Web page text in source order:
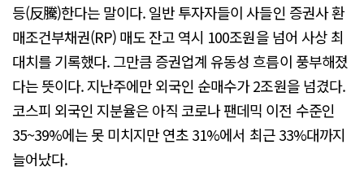
등(反騰)한다는 말이다. 일반 투자자들이 사들인 증권사 환
매조건부채권(RP) 매도 잔고 역시 100조원을 넘어 사상 최
대치를 기록했다. 그만큼 증권업계 유동성 흐름이 풍부해졌
다는 뜻이다. 지난주에만 외국인 순매수가 2조원을 넘겼다.
코스피 외국인 지분율은 아직 코로나 팬데믹 이전 수준인
35~39%에는 못 미치지만 연초 31%에서 최근 33%대까지
늘어났다.